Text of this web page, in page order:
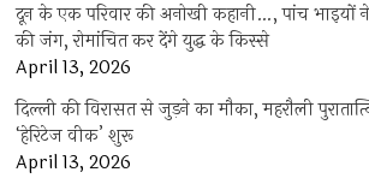
दून के एक परिवार की अनोखी कहानी…, पांच भाइयों
की जंग, रोमांचित कर देंगे युद्ध के किस्से
April 13, 2026
दिल्ली की विरासत से जुड़ने का मौका, महरौली
‘हेरिटेज वीक’ शुरू
April 13, 2026